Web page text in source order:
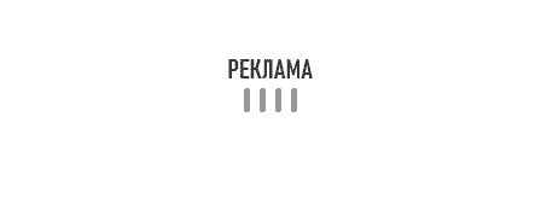
Плиссированная юбка
сбалансированности